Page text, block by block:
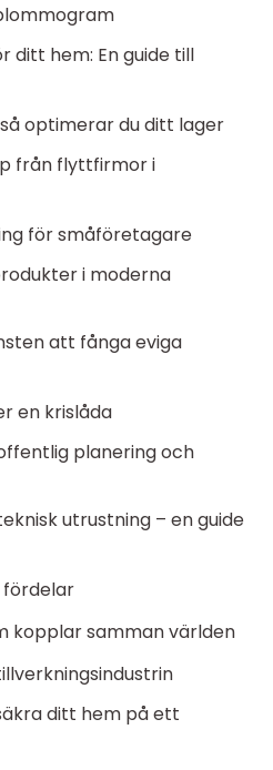
ditt hem: En guide till
optimerar du ditt lager
från flyttfirmor i
för småföretagare
i moderna
att fånga eviga
en krislåda
planering och
utrustning – en guide
fördelar
kopplar samman världen
ditt hem på ett